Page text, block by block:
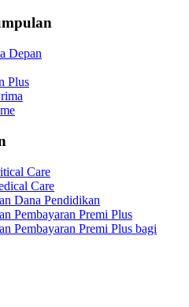
Depan
Plus
Care
Care
Dana Pendidikan
Pembayaran Premi Plus
Pembayaran Premi Plus bagi